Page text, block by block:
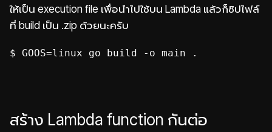
ให้เป็น execution file เพื่อนำไปใช้บน Lambda แล้วก็ซิปไฟล์
ที่ build เป็น .zip ด้วยนะครับ
$ GOOS=linux go build -o main .
สร้าง Lambda function กันต่อ